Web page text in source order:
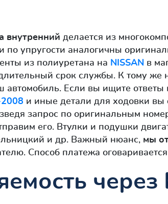
внутренний делается из
по упругости аналогичны
из полиуретана на NISSAN в
срок службы. К тому же
Если вы ищите ответы
2008 и иные детали для ходовки вы
запрос по оригинальным
его. Втулки и подушки
и др. Важный нюанс, мы
Способ платежа